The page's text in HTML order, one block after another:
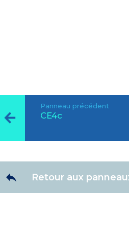
Panneau précédent
CE4c
Retour aux